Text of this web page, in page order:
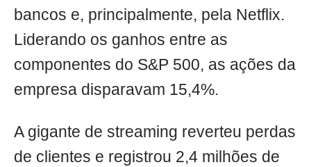
bancos e, principalmente, pela Netflix.
Liderando os ganhos entre as
componentes do S&P 500, as ações da
empresa disparavam 15,4%.
A gigante de streaming reverteu perdas
de clientes e registrou 2,4 milhões de